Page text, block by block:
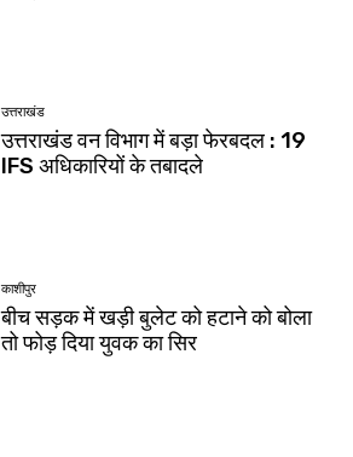
उत्तराखंड
उत्तराखंड वन विभाग में बड़ा फेरबदल : 19
IFS अधिकारियों के तबादले
काशीपुर
बीच सड़क में खड़ी बुलेट को हटाने को बोला
तो फोड़ दिया युवक का सिर